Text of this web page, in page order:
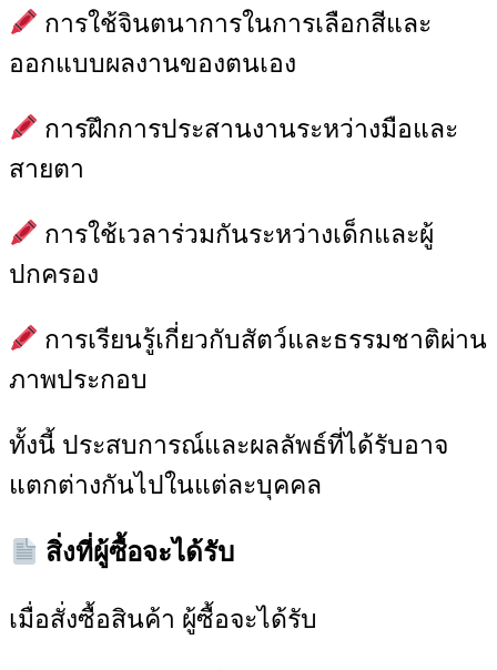
การใช้จินตนาการในการเลือกสีและ
ออกแบบผลงานของตนเอง
การฝึกการประสานงานระหว่างมือและ
สายตา
การใช้เวลาร่วมกันระหว่างเด็กและผู้
ปกครอง
การเรียนรู้เกี่ยวกับสัตว์และธรรมชาติผ่าน
ภาพประกอบ
ทั้งนี้ ประสบการณ์และผลลัพธ์ที่ได้รับอาจ
แตกต่างกันไปในแต่ละบุคคล
สิ่งที่ผู้ซื้อจะได้รับ
เมื่อสั่งซื้อสินค้า ผู้ซื้อจะได้รับ